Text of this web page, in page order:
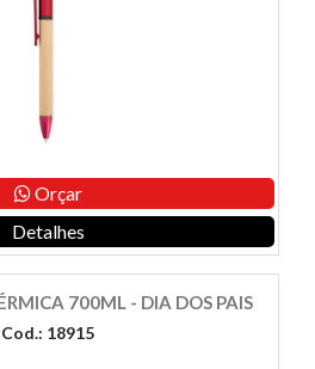
Orçar
Detalhes
700ML - DIA DOS PAIS
Cod.: 18915